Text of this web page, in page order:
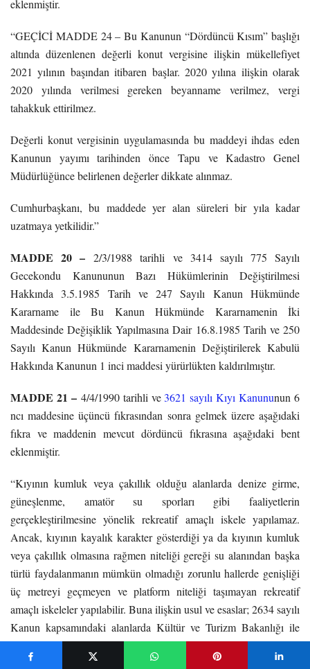
eklenmiştir.
“GEÇİCİ MADDE 24 – Bu Kanunun “Dördüncü Kısım” başlığı
altında düzenlenen değerli konut vergisine ilişkin mükellefiyet
2021 yılının başından itibaren başlar. 2020 yılına ilişkin olarak
2020 yılında verilmesi gereken beyanname verilmez, vergi
tahakkuk ettirilmez.
Değerli konut vergisinin uygulamasında bu maddeyi ihdas eden
Kanunun yayımı tarihinden önce Tapu ve Kadastro Genel
Müdürlüğünce belirlenen değerler dikkate alınmaz.
Cumhurbaşkanı, bu maddede yer alan süreleri bir yıla kadar
uzatmaya yetkilidir.”
MADDE 20 – 2/3/1988 tarihli ve 3414 sayılı 775 Sayılı
Gecekondu Kanununun Bazı Hükümlerinin Değiştirilmesi
Hakkında 3.5.1985 Tarih ve 247 Sayılı Kanun Hükmünde
Kararname ile Bu Kanun Hükmünde Kararnamenin İki
Maddesinde Değişiklik Yapılmasına Dair 16.8.1985 Tarih ve 250
Sayılı Kanun Hükmünde Kararnamenin Değiştirilerek Kabulü
Hakkında Kanunun 1 inci maddesi yürürlükten kaldırılmıştır.
MADDE 21 –4/4/1990 tarihli ve 3621 sayılı Kıyı Kanununun 6
ncı maddesine üçüncü fıkrasından sonra gelmek üzere aşağıdaki
fıkra ve maddenin mevcut dördüncü fıkrasına aşağıdaki bent
eklenmiştir.
“Kıyının kumluk veya çakıllık olduğu alanlarda denize girme,
güneşlenme, amatör su sporları gibi faaliyetlerin
gerçekleştirilmesine yönelik rekreatif amaçlı iskele yapılamaz.
Ancak, kıyının kayalık karakter gösterdiği ya da kıyının kumluk
veya çakıllık olmasına rağmen niteliği gereği su alanından başka
türlü faydalanmanın mümkün olmadığı zorunlu hallerde genişliği
üç metreyi geçmeyen ve platform niteliği taşımayan rekreatif
amaçlı iskeleler yapılabilir. Buna ilişkin usul ve esaslar; 2634 sayılı
Kanun kapsamındaki alanlarda Kültür ve Turizm Bakanlığı ile
Çevre ve Şehircilik Bakanlığı tarafından müştereken, diğer
alanlarda ise Çevre ve Şehircilik Bakanlığınca belirlenir.”